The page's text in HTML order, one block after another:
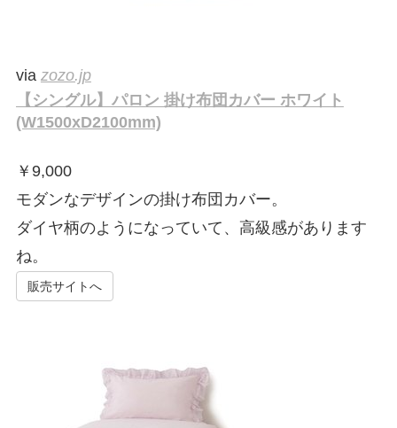
via zozo.jp
【シングル】パロン 掛け布団カバー ホワイト
(W1500xD2100mm)
￥ 9,000
モダンなデザインの掛け布団カバー。
ダイヤ柄のようになっていて、高級感があります
ね。
販売サイトへ